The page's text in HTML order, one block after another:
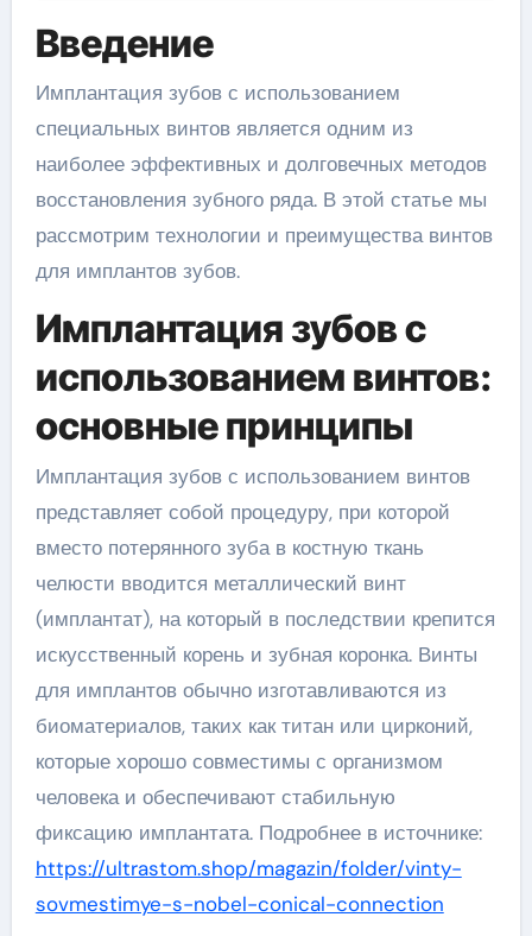
Введение
Имплантация зубов с использованием
специальных винтов является одним из
наиболее эффективных и долговечных методов
восстановления зубного ряда. В этой статье мы
рассмотрим технологии и преимущества винтов
для имплантов зубов.
Имплантация зубов с
использованием винтов:
основные принципы
Имплантация зубов с использованием винтов
представляет собой процедуру, при которой
вместо потерянного зуба в костную ткань
челюсти вводится металлический винт
(имплантат), на который в последствии крепится
искусственный корень и зубная коронка. Винты
для имплантов обычно изготавливаются из
биоматериалов, таких как титан или цирконий,
которые хорошо совместимы с организмом
человека и обеспечивают стабильную
фиксацию имплантата. Подробнее в источнике:
https://ultrastom.shop/magazin/folder/vinty-
sovmestimye-s-nobel-conical-connection